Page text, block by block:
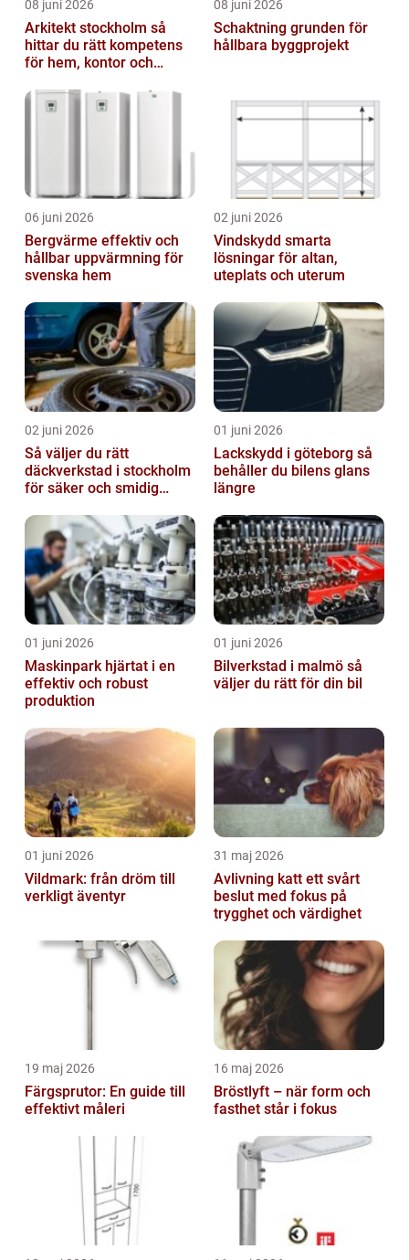
08 juni 2026
Arkitekt stockholm så
hittar du rätt kompetens
för hem, kontor och
08 juni 2026
Schaktning grunden för
hållbara byggprojekt
06 juni 2026
Bergvärme effektiv och
hållbar uppvärmning för
svenska hem
02 juni 2026
Vindskydd smarta
lösningar för altan,
uteplats och uterum
02 juni 2026
Så väljer du rätt
däckverkstad i stockholm
för säker och smidig
01 juni 2026
Lackskydd i göteborg så
behåller du bilens glans
längre
01 juni 2026
Maskinpark hjärtat i en
effektiv och robust
produktion
01 juni 2026
Bilverkstad i malmö så
väljer du rätt för din bil
01 juni 2026
Vildmark: från dröm till
verkligt äventyr
31 maj 2026
Avlivning katt ett svårt
beslut med fokus på
trygghet och värdighet
19 maj 2026
Färgsprutor: En guide till
effektivt måleri
16 maj 2026
Bröstlyft – när form och
fasthet står i fokus